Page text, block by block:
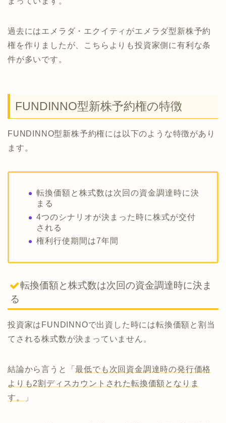
過去にはエメラダ・エクイティがエメラダ型新株予約
権を作りましたが、こちらよりも投資家側に有利な条
件が多いです。
FUNDINNO型新株予約権の特徴
FUNDINNO型新株予約権には以下のような特徴があり
ます。
転換価額と株式数は次回の資金調達時に決
まる
4つのシナリオが決まった時に株式が交付
される
権利行使期間は7年間
転換価額と株式数は次回の資金調達時に決ま
る
投資家はFUNDINNOで出資した時には転換価額と割当
てされる株式数が決まっていません。
結論から言うと「最低でも次回資金調達時の発行価格
よりも2割ディスカウントされた転換価額となりま
す。
」